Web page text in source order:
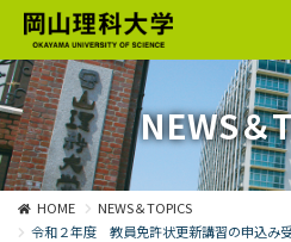
NEWS＆
HOME
NEWS＆TOPICS
令和２年度 教員免許状更新講習の申込み